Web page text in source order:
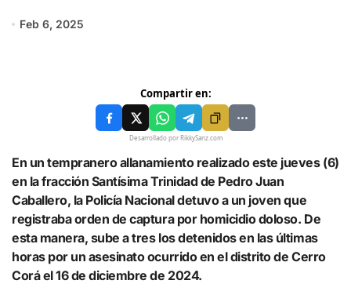
Feb 6, 2025
Compartir en:
Desarrollado por RikkySanz.com
En un tempranero allanamiento realizado este jueves (6)
en la fracción Santísima Trinidad de Pedro Juan
Caballero, la Policía Nacional detuvo a un joven que
registraba orden de captura por homicidio doloso. De
esta manera, sube a tres los detenidos en las últimas
horas por un asesinato ocurrido en el distrito de Cerro
Corá el 16 de diciembre de 2024.